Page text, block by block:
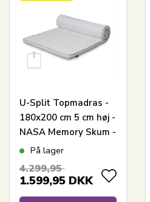
U-Split Topmadras -
180x200 cm 5 cm høj -
NASA Memory Skum -
Borg Living -
topmadras
På lager
4.299,95
1.599,95 DKK